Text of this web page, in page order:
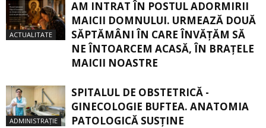
ACTUALITATE
AM INTRAT ÎN POSTUL ADORMIRII
MAICII DOMNULUI. URMEAZĂ DOUĂ
SĂPTĂMÂNI ÎN CARE ÎNVĂŢĂM SĂ
NE ÎNTOARCEM ACASĂ, ÎN BRAŢELE
MAICII NOASTRE
ADMINISTRAȚIE
SPITALUL DE OBSTETRICĂ -
GINECOLOGIE BUFTEA. ANATOMIA
PATOLOGICĂ SUSŢINE